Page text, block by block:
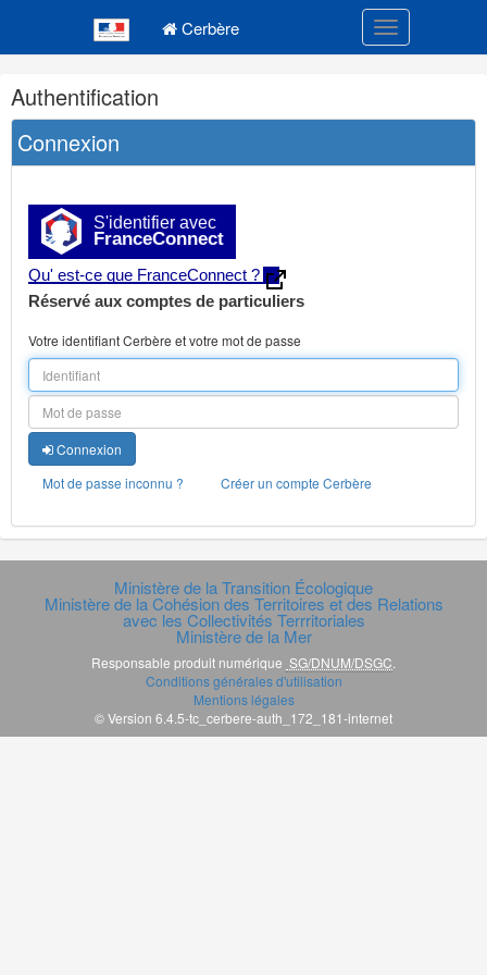
Cerbère Toggle
Navigation
et
outils
annexes
Authentification
Connexion
S'identifier avec
FranceConnect
Qu' est-ce que FranceConnect ?
Réservé aux comptes de particuliers
Votre identifiant Cerbère et votre mot de passe
Connexion
Mot de passe inconnu ?
Créer un compte Cerbère
Ministère de la Transition Écologique
Ministère de la Cohésion des Territoires et des Relations
avec les Collectivités Terrritoriales
Ministère de la Mer
Responsable produit numérique SG/DNUM/DSGC.
Conditions générales d'utilisation
Mentions légales
© Version 6.4.5-tc_cerbere-auth_172_181-internet